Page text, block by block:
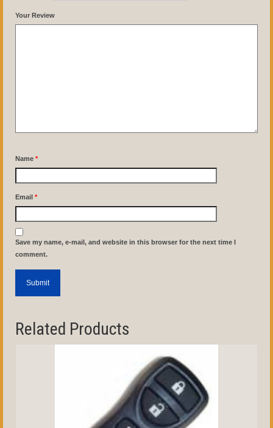
Your Review
Name *
Email *
Save my name, e-mail, and website in this browser for the next time I
comment.
Related Products